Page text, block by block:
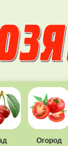
Огород